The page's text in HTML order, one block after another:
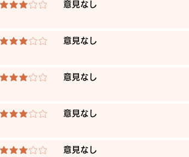
average rating is 3 out of 5 ​意見なし
average rating is 3 out of 5 ​意見なし
average rating is 3 out of 5 ​意見なし
average rating is 3 out of 5 ​意見なし
average rating is 3 out of 5 ​意見なし